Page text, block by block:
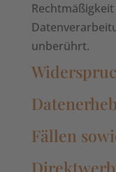
unberührt.
Fällen